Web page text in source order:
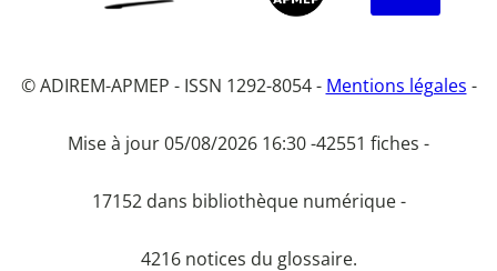
© ADIREM-APMEP - ISSN 1292-8054 - Mentions légales -
Mise à jour 05/08/2026 16:30 -42551 fiches -
17152 dans bibliothèque numérique -
4216 notices du glossaire.